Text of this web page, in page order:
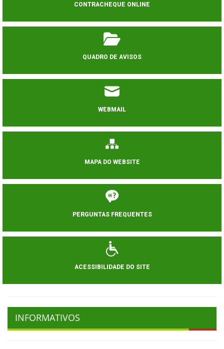
CONTRACHEQUE ONLINE
QUADRO DE AVISOS
WEBMAIL
MAPA DO WEBSITE
PERGUNTAS FREQUENTES
ACESSIBILIDADE DO SITE
INFORMATIVOS